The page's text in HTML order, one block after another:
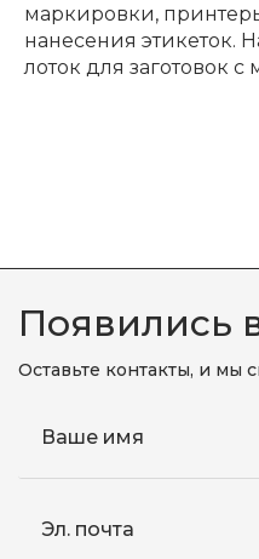
маркировки,
нанесения
лоток для заготовок
Появились
Оставьте контакты, и мы
Ваше имя
Эл. почта